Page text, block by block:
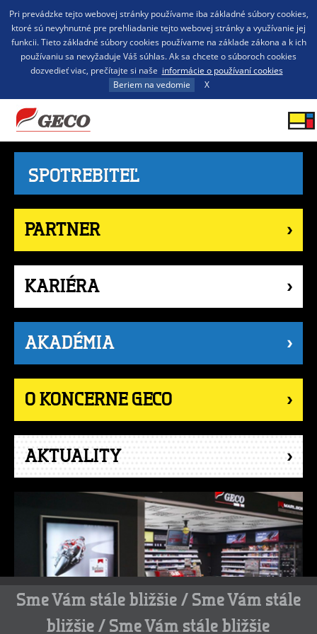
Pri prevádzke tejto webovej stránky používame iba základné súbory cookies,
ktoré sú nevyhnutné pre prehliadanie tejto webovej stránky a využívanie jej
funkcii. Tieto základné súbory cookies používame na základe zákona a k ich
používaniu sa nevyžaduje Váš súhlas. Ak sa chcete o súboroch cookies
dozvedieť viac, prečítajte si naše informácie o používaní cookies
Beriem na vedomie
X
SPOTREBITEĽ
PARTNER
KARIÉRA
AKADÉMIA
O KONCERNE GECO
AKTUALITY
Sme Vám stále bližšie / Sme Vám stále
bližšie / Sme Vám stále bližšie